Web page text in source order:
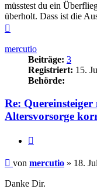
müsstest du ein
überholt. Dass ist die
mercutio
Beiträge: 3
Registriert: 15.
Behörde:
Re:
Altersvorsorge
Beitrag
von mercutio » 18.
Danke Dir.